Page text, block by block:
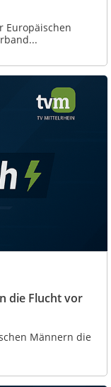
Europäischen
die Flucht vor
Männern die